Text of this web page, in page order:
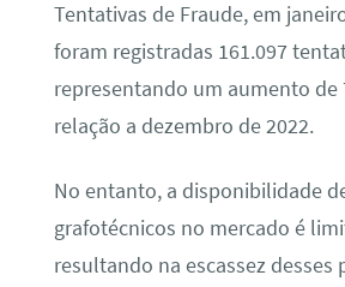
Tentativas de Fraude, em
foram registradas 161.097
representando um aumento de
relação a dezembro de 2022.
No entanto, a disponibilidade
grafotécnicos no mercado é
resultando na escassez desses